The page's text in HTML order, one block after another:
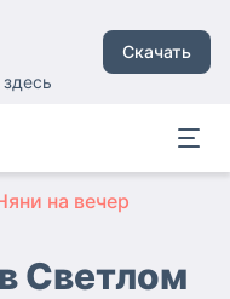
Скачать
на вечер
Светлом